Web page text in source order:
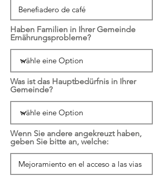
Haben Familien in Ihrer Gemeinde
Ernährungsprobleme?
Was ist das Hauptbedürfnis in Ihrer
Gemeinde?
Wenn Sie andere angekreuzt haben,
geben Sie bitte an, welche: